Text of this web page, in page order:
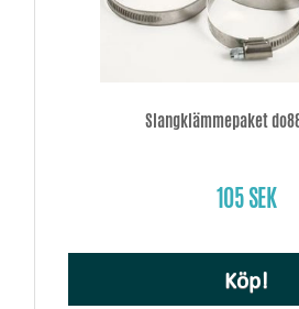
Slangklämmepaket
105 SEK
Köp!